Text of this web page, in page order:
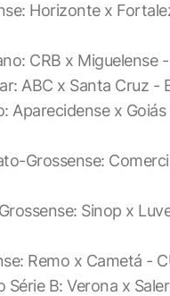
Horizonte x
CRB x Miguelense -
ABC x Santa Cruz -
Aparecidense x Goiás
Grossense:
Sinop x
Remo x Cametá -
B: Verona x